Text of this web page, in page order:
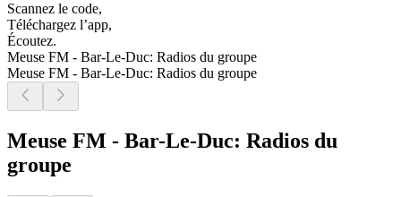
Scannez le code,
Téléchargez l’app,
Écoutez.
Meuse FM - Bar-Le-Duc: Radios du groupe
Meuse FM - Bar-Le-Duc: Radios du groupe
Meuse FM - Bar-Le-Duc: Radios du
groupe